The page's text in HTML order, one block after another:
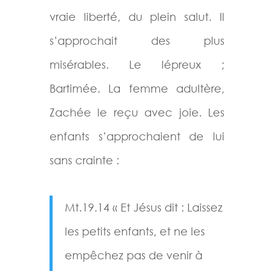
vraie liberté, du plein salut. Il
s’approchait des plus
misérables. Le lépreux ;
Bartimée. La femme adultère,
Zachée le reçu avec joie. Les
enfants s’approchaient de lui
sans crainte :
Mt.19.14 « Et Jésus dit : Laissez
les petits enfants, et ne les
empêchez pas de venir à